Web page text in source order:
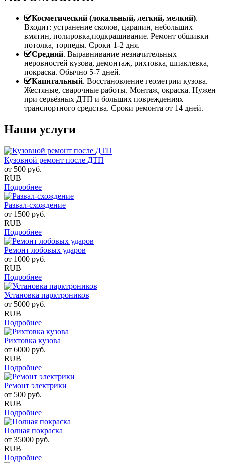
Косметический (локальный, легкий, мелкий).
Входит: устранение сколов, царапин, небольших
вмятин, полировка,подкрашивание. Ремонт обшивки
потолка, торпеды. Сроки 1-2 дня.
Средний. Выравнивание незначительных
неровностей кузова, демонтаж, рихтовка, шпаклевка,
покраска. Обычно 5-7 дней.
Капитальный. Восстановление геометрии кузова.
Жестяные, сварочные работы. Монтаж, окраска. Нужен
при серьёзных ДТП и больших повреждениях
транспортного средства. Сроки ремонта от 14 дней.
Наши услуги
Кузовной ремонт после ДТП
от 500 руб.
RUB
Подробнее
Развал-схождение
от 1500 руб.
RUB
Подробнее
Ремонт лобовых ударов
от 1000 руб.
RUB
Подробнее
Установка парктроников
от 5000 руб.
RUB
Подробнее
Рихтовка кузова
от 6000 руб.
RUB
Подробнее
Ремонт электрики
от 500 руб.
RUB
Подробнее
Полная покраска
от 35000 руб.
RUB
Подробнее